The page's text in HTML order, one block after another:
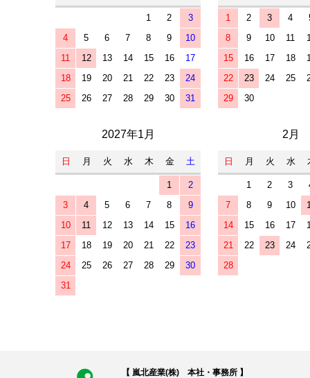
1 2
3
4
5 6 7 8 9
10
11
12 13 14 15 16
17
18
19 20 21 22 23
24
25
26 27 28 29 30 31
1 2 3 4
8
9 10 11
15
16 17 18
22
23 24 25
29
30
2027年1月
日 月 火 水 木 金 土
1
2
3
4 5 6 7 8
9
10
11 12 13 14 15
16
17
18 19 20 21 22
23
24
25 26 27 28 29
30
31
2月
日 月 火 水
1 2 3
7
8 9 10
14
15 16 17
21
22 23 24
28
【 嵐北産業(株) 本社・事務所 】